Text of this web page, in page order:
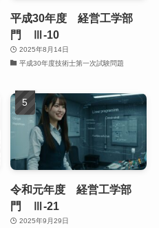
平成30年度 経営工学部
門 Ⅲ-10
2025年8月14日
平成30年度技術士第一次試験問題
令和元年度 経営工学部
門 Ⅲ-21
2025年9月29日